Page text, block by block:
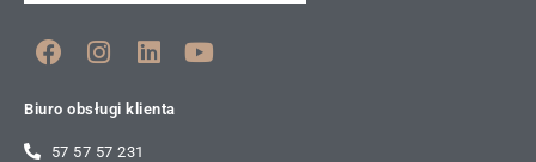
Biuro obsługi klienta
57 57 57 231